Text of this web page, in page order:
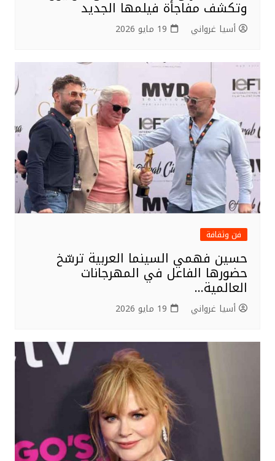
وتكشف مفاجأة فيلمها الجديد
أسيا غرواني 19 مايو 2026
فن وثقافة
حسين فهمي السينما العربية ترسّخ
حضورها الفاعل في المهرجانات
العالمية…
أسيا غرواني 19 مايو 2026